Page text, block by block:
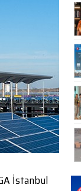
İstanbul